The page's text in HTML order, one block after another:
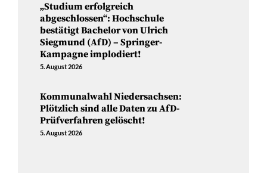
„Studium erfolgreich
abgeschlossen“: Hochschule
bestätigt Bachelor von Ulrich
Siegmund (AfD) – Springer-
Kampagne implodiert!
5. August 2026
Kommunalwahl Niedersachsen:
Plötzlich sind alle Daten zu AfD-
Prüfverfahren gelöscht!
5. August 2026